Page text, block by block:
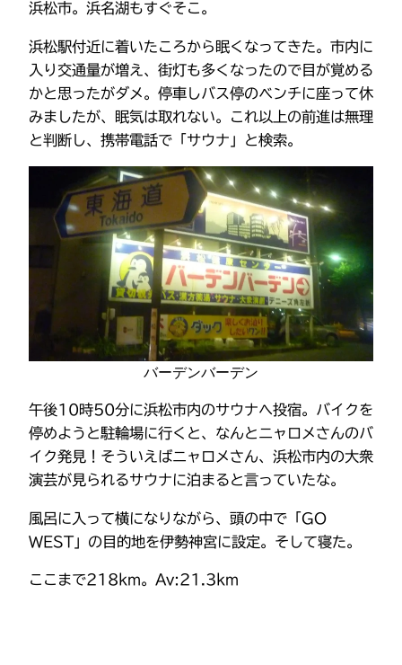
浜松市。浜名湖もすぐそこ。
浜松駅付近に着いたころから眠くなってきた。市内に
入り交通量が増え、街灯も多くなったので目が覚める
かと思ったがダメ。停車しバス停のベンチに座って休
みましたが、眠気は取れない。これ以上の前進は無理
と判断し、携帯電話で「サウナ」と検索。
バーデンバーデン
午後10時50分に浜松市内のサウナへ投宿。バイクを
停めようと駐輪場に行くと、なんとニャロメさんのバ
イク発見！そういえばニャロメさん、浜松市内の大衆
演芸が見られるサウナに泊まると言っていたな。
風呂に入って横になりながら、頭の中で「GO
WEST」の目的地を伊勢神宮に設定。そして寝た。
ここまで218km。Av:21.3km